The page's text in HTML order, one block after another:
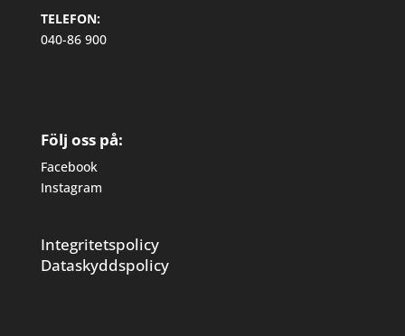
TELEFON:
040-86 900
Följ oss på:
Facebook
Instagram
Integritetspolicy
Dataskyddspolicy